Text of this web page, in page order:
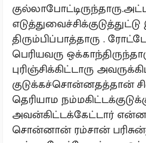
திரும்பிப்பாத்தாரு .
பெரியவரு
புரிஞ்சிக்கிட்டாரு
குடுக்கச்சொன்னதத்தான்
தெரியாம
அவன்கிட்டக்கேட்டார்
சொன்னான் ரம்சான்